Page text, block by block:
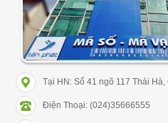
Tại HN: Số 41 ngõ 117 Thái
Điện Thoại: (024)35666555